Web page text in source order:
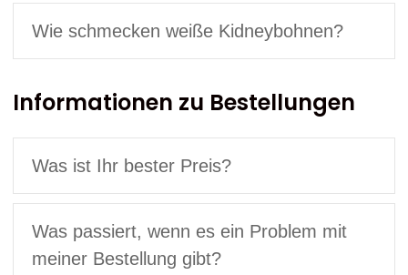
Wie schmecken weiße Kidneybohnen?
Informationen zu Bestellungen
Was ist Ihr bester Preis?
Was passiert, wenn es ein Problem mit
meiner Bestellung gibt?